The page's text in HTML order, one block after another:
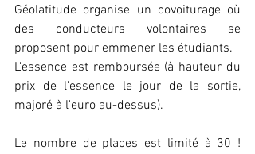
Géolatitude organise un covoiturage où
des conducteurs volontaires se
proposent pour emmener les étudiants.
L'essence est remboursée (à hauteur du
prix de l'essence le jour de la sortie,
majoré à l'euro au-dessus).
Le nombre de places est limité à 30 !